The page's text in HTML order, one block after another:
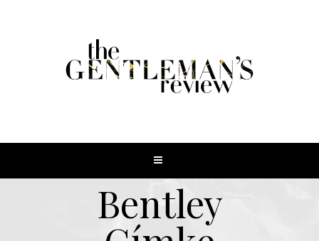
Bentley